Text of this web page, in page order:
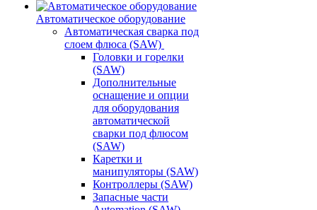
Автоматическое оборудование
Автоматическая сварка под
слоем флюса (SAW)
Головки и горелки
(SAW)
Дополнительные
оснащение и опции
для оборудования
автоматической
сварки под флюсом
(SAW)
Каретки и
манипуляторы (SAW)
Контроллеры (SAW)
Запасные части